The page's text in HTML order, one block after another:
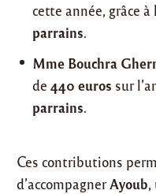
cette année, grâce
parrains.
Mme Bouchra
de440 euros sur
parrains.
Ces contributions
d’accompagnerAyoub,